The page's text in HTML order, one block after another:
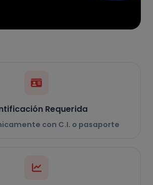
Requerida
con C.I. o pasaporte